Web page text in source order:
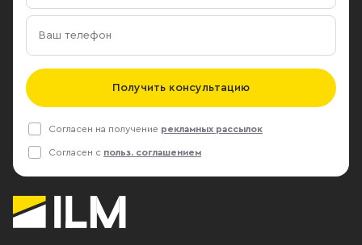
Получить консультацию
Согласен на получение рекламных рассылок
Согласен с польз. соглашением